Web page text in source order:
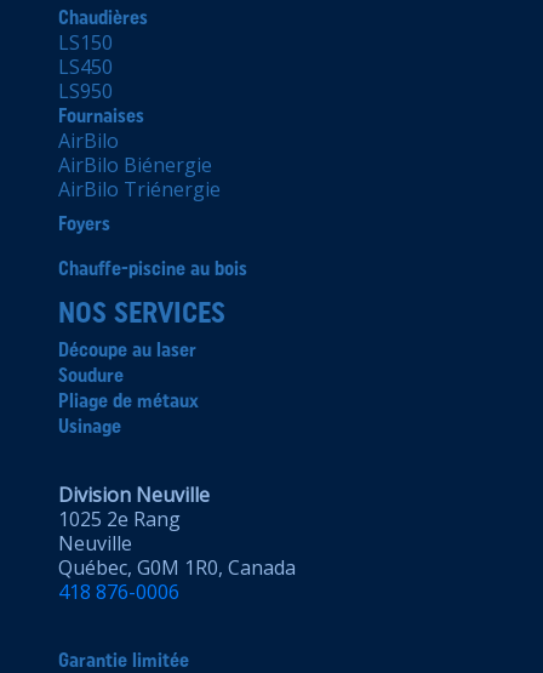
Chaudières
LS150
LS450
LS950
Fournaises
AirBilo
AirBilo Biénergie
AirBilo Triénergie
Foyers
Chauffe-piscine au bois
NOS SERVICES
Découpe au laser
Soudure
Pliage de métaux
Usinage
Division Neuville
1025 2e Rang
Neuville
Québec, G0M 1R0, Canada
418 876-0006
Garantie limitée